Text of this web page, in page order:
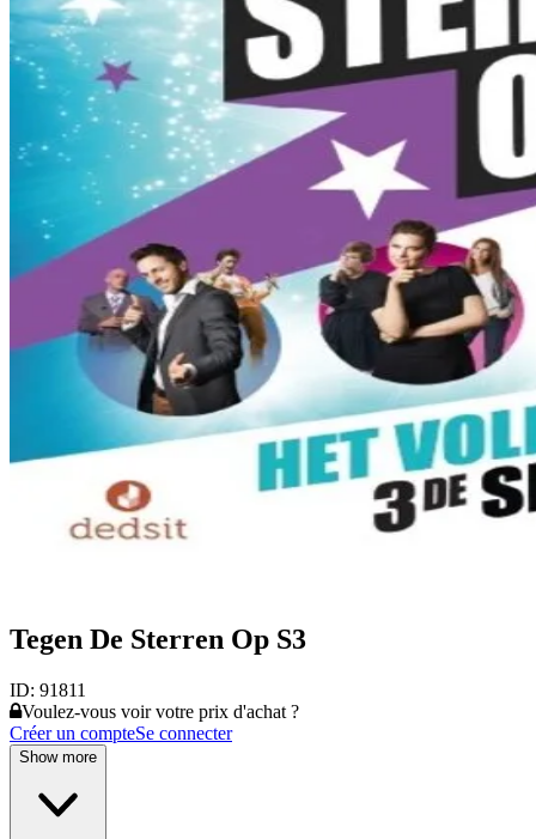
Tegen De Sterren Op S3
ID: 91811
Voulez-vous voir votre prix d'achat ?
Créer un compteSe connecter
Show more